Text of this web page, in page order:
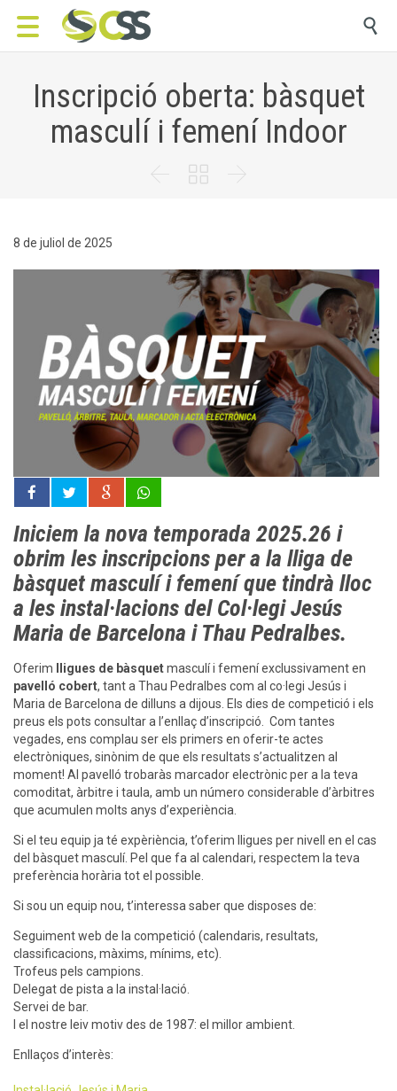

Inscripció oberta: bàsquet
masculí i femení Indoor
  
8 de juliol de 2025
Iniciem la nova temporada 2025.26 i
obrim les inscripcions per a la lliga de
bàsquet masculí i femení que tindrà lloc
a les instal·lacions del Col·legi Jesús
Maria de Barcelona i Thau Pedralbes.
Oferim lligues de bàsquetmasculí i femení exclussivament en
pavelló cobert, tant a Thau Pedralbes com al co·legi Jesús i
Maria de Barcelona de dilluns a dijous. Els dies de competició i els
preus els pots consultar a l’enllaç d’inscripció. Com tantes
vegades, ens complau ser els primers en oferir-te actes
electròniques, sinònim de que els resultats s’actualitzen al
moment! Al pavelló trobaràs marcador electrònic per a la teva
comoditat, àrbitre i taula, amb un número considerable d’àrbitres
que acumulen molts anys d’experiència.
Si el teu equip ja té expèriència, t’oferim lligues per nivell en el cas
del bàsquet masculí. Pel que fa al calendari, respectem la teva
preferència horària tot el possible.
Si sou un equip nou, t’interessa saber que disposes de:
Seguiment web de la competició (calendaris, resultats,
classificacions, màxims, mínims, etc).
Trofeus pels campions.
Delegat de pista a la instal·lació.
Servei de bar.
I el nostre leiv motiv des de 1987: el millor ambient.
Enllaços d’interès: